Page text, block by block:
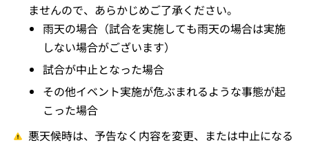
ませんので、あらかじめご了承ください。
雨天の場合（試合を実施しても雨天の場合は実施
しない場合がございます）
試合が中止となった場合
その他イベント実施が危ぶまれるような事態が起
こった場合
悪天候時は、予告なく内容を変更、または中止になる